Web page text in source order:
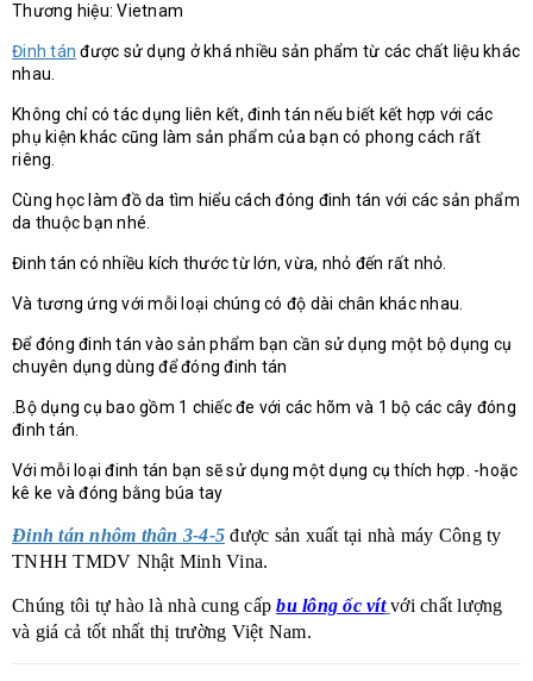
Thương hiệu: Vietnam
Đinh tán được sử dụng ở khá nhiều sản phẩm từ các chất liệu khác
nhau.
Không chỉ có tác dụng liên kết, đinh tán nếu biết kết hợp với các
phụ kiện khác cũng làm sản phẩm của bạn có phong cách rất
riêng.
Cùng học làm đồ da tìm hiểu cách đóng đinh tán với các sản phẩm
da thuộc bạn nhé.
Đinh tán có nhiều kích thước từ lớn, vừa, nhỏ đến rất nhỏ.
Và tương ứng với mỗi loại chúng có độ dài chân khác nhau.
Để đóng đinh tán vào sản phẩm bạn cần sử dụng một bộ dụng cụ
chuyên dụng dùng để đóng đinh tán
.Bộ dụng cụ bao gồm 1 chiếc đe với các hõm và 1 bộ các cây đóng
đinh tán.
Với mỗi loại đinh tán bạn sẽ sử dụng một dụng cụ thích hợp. -hoặc
kê ke và đóng bằng búa tay
Đinh tán nhôm thân 3-4-5 được sản xuất tại nhà máy Công ty
TNHH TMDV Nhật Minh Vina.
Chúng tôi tự hào là nhà cung cấpbu lông ốc vít với chất lượng
và giá cả tốt nhất thị trường Việt Nam.